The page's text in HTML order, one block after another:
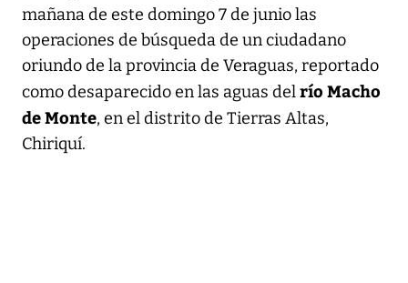
mañana de este domingo 7 de junio las
operaciones de búsqueda de un ciudadano
oriundo de la provincia de Veraguas, reportado
como desaparecido en las aguas delrío Macho
de Monte, en el distrito de Tierras Altas,
Chiriquí.